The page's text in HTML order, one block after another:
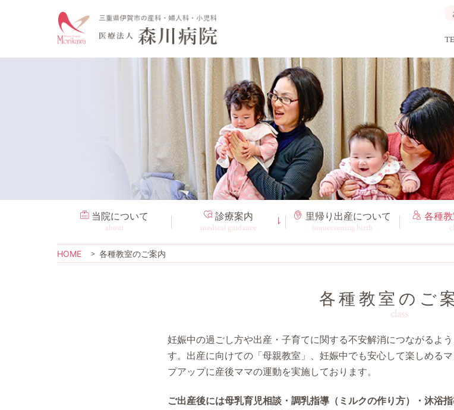
当院について
about
診療案内
medical guidance
里帰り出産について
homecoming birth
各種
HOME 各種教室のご案内
各種教室のご
class
妊娠中の過ごし方や出産・子育てに関する不安解消につながるよ
す。出産に向けての「母親教室」、妊娠中でも安心して楽しめる
プアップに産後ママの運動を実施しております。
ご出産後には母乳育児相談・調乳指導（ミルクの作り方）・沐浴